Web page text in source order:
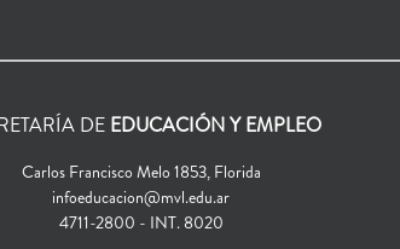
DE EDUCACIÓN Y EMPLEO
Carlos Francisco Melo 1853, Florida
infoeducacion@mvl.edu.ar
4711-2800 - INT. 8020